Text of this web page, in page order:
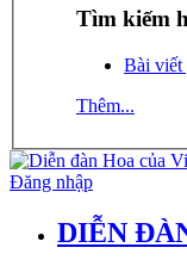
Tìm kiếm
Bài viết
Thêm...
Đăng nhập
DIỄN